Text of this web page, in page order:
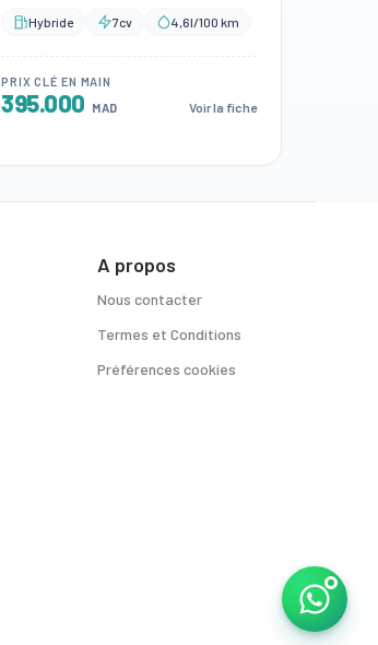
Hybride 7cv 4,6l/100 km
PRIX CLÉ EN MAIN
395.000 MAD Voir la fiche
A propos
Nous contacter
Termes et Conditions
Préférences cookies